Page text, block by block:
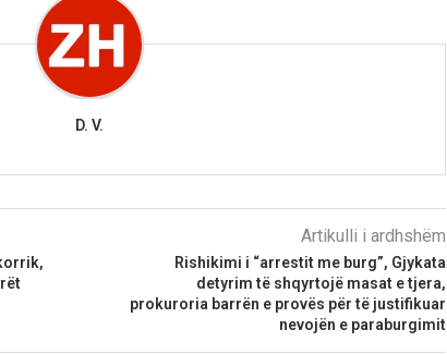
D. V.
Artikulli i ardhshëm
Rishikimi i “arrestit me burg”, Gjykata
detyrim të shqyrtojë masat e tjera,
prokuroria barrën e provës për të justifikuar
nevojën e paraburgimit